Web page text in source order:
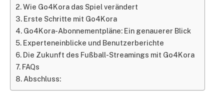
Wie Go4Kora das Spiel verändert
Erste Schritte mit Go4Kora
Go4Kora-Abonnementpläne: Ein genauerer Blick
Experteneinblicke und Benutzerberichte
Die Zukunft des Fußball-Streamings mit Go4Kora
FAQs
Abschluss: